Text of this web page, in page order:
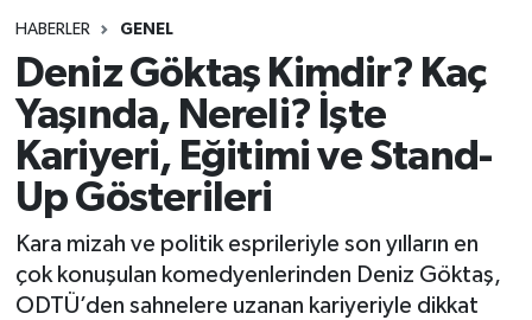
HABERLER GENEL
Deniz Göktaş Kimdir? Kaç
Yaşında, Nereli? İşte
Kariyeri, Eğitimi ve Stand-
Up Gösterileri
Kara mizah ve politik esprileriyle son yılların en
çok konuşulan komedyenlerinden Deniz Göktaş,
ODTÜ’den sahnelere uzanan kariyeriyle dikkat
Tüm Manşetler
Son Dakika Haberleri
Haber Arşivi